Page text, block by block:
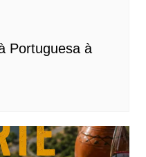
Portuguesa à